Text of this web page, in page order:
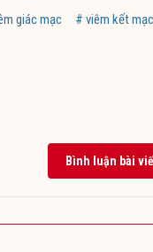
giác mạc # viêm kết mạc
Bình luận bài